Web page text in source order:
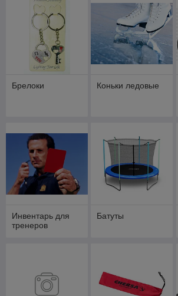
Брелоки Коньки ледовые
Инвентарь для
тренеров
Батуты